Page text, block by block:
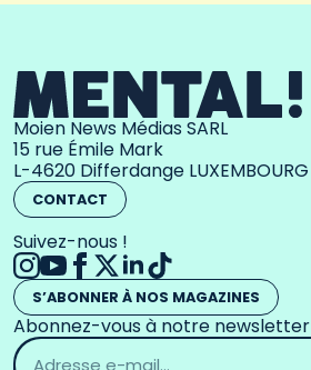
Moien News Médias SARL
15 rue Émile Mark
L-4620 Differdange LUXEMBOURG
CONTACT
Suivez-nous !
S’ABONNER À NOS MAGAZINES
Abonnez-vous à notre newsletter
Adresse
email